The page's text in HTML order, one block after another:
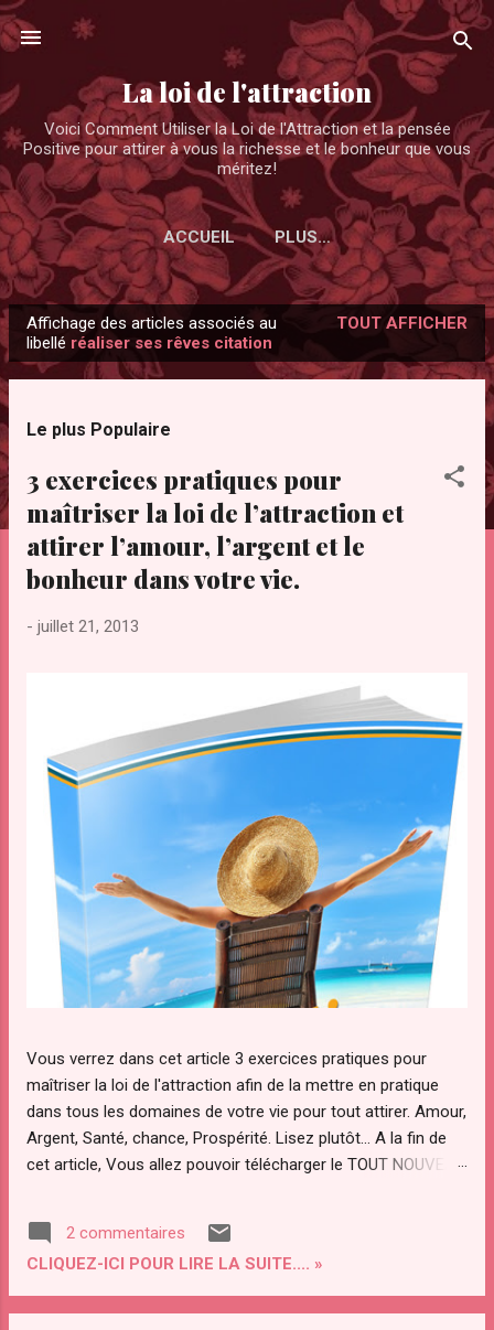
Accéder au contenu principal
La loi de l'attraction
Voici Comment Utiliser la Loi de l'Attraction et la pensée
Positive pour attirer à vous la richesse et le bonheur que vous
méritez!
ACCUEIL PLUS…
r
Affichage des articles associés au
libellé réaliser ses rêves citation
TOUT AFFICHER
Le plus Populaire
3 exercices pratiques pour
maîtriser la loi de l’attraction et
attirer l’amour, l’argent et le
bonheur dans votre vie.
- juillet 21, 2013
Vous verrez dans cet article 3 exercices pratiques pour
maîtriser la loi de l'attraction afin de la mettre en pratique
dans tous les domaines de votre vie pour tout attirer. Amour,
Argent, Santé, chance, Prospérité. Lisez plutôt... A la fin de
cet article, Vous allez pouvoir télécharger le TOUT NOUVEAU
pouvoir d'attraction afin d'attirer Instantanément TOUT ce
que Vous diésiez dans votre vie. Qu’est ce que "le secret"
de la loi de l’attraction et pourquoi ce regain d’intérêt pour
cette loi ? La loi de l’attraction a de plus en plus d’adeptes.
2 commentaires
CLIQUEZ-ICI POUR LIRE LA SUITE.... »